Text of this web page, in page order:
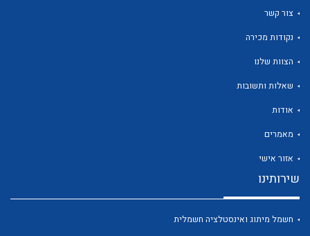
לכל מוצרי היצרן
לכל מוצרי היצרן
צור קשר
נקודות מכירה
הצוות שלנו
שאלות ותשובות
אודות
מאמרים
אזור אישי
שירותינו
חשמל מיתוג ואינסטלציה חשמלית